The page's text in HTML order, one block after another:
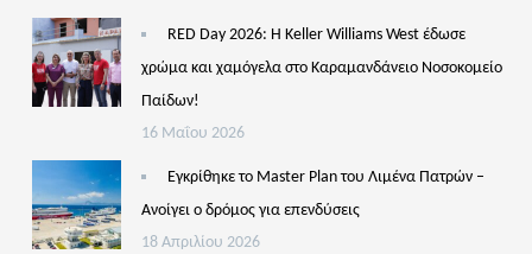
RED Day 2026: Η Keller Williams West έδωσε
χρώμα και χαμόγελα στο Καραμανδάνειο Νοσοκομείο
Παίδων!
16 Μαΐου 2026
Εγκρίθηκε το Master Plan του Λιμένα Πατρών –
Aνοίγει ο δρόμος για επενδύσεις
18 Απριλίου 2026